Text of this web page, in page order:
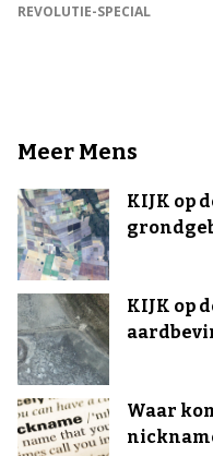
REVOLUTIE-SPECIAL
Meer Mens
KIJK op
KIJK op
Waar